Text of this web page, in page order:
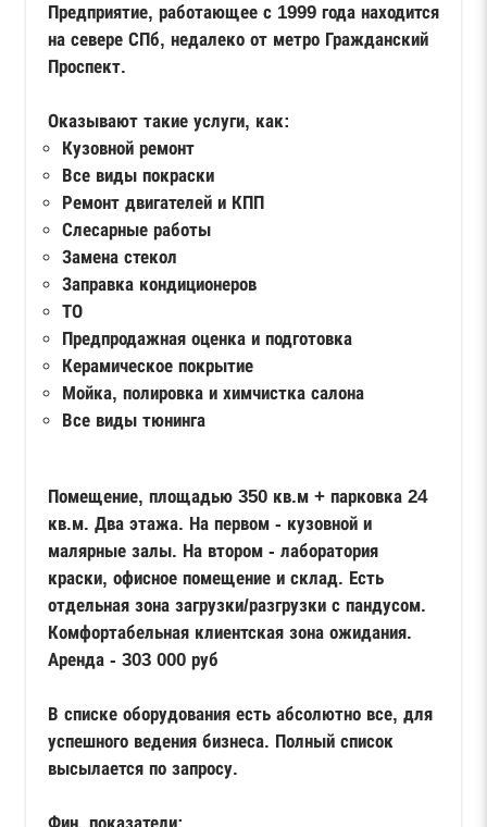
Предприятие, работающее с 1999 года находится
на севере СПб, недалеко от метро Гражданский
Проспект.
Оказывают такие услуги, как:
Кузовной ремонт
Все виды покраски
Ремонт двигателей и КПП
Слесарные работы
Замена стекол
Заправка кондиционеров
ТО
Предпродажная оценка и подготовка
Керамическое покрытие
Мойка, полировка и химчистка салона
Все виды тюнинга
Помещение, площадью 350 кв.м + парковка 24
кв.м. Два этажа. На первом - кузовной и
малярные залы. На втором - лаборатория
краски, офисное помещение и склад. Есть
отдельная зона загрузки/разгрузки с пандусом.
Комфортабельная клиентская зона ожидания.
Аренда - 303 000 руб
В списке оборудования есть абсолютно все, для
успешного ведения бизнеса. Полный список
высылается по запросу.